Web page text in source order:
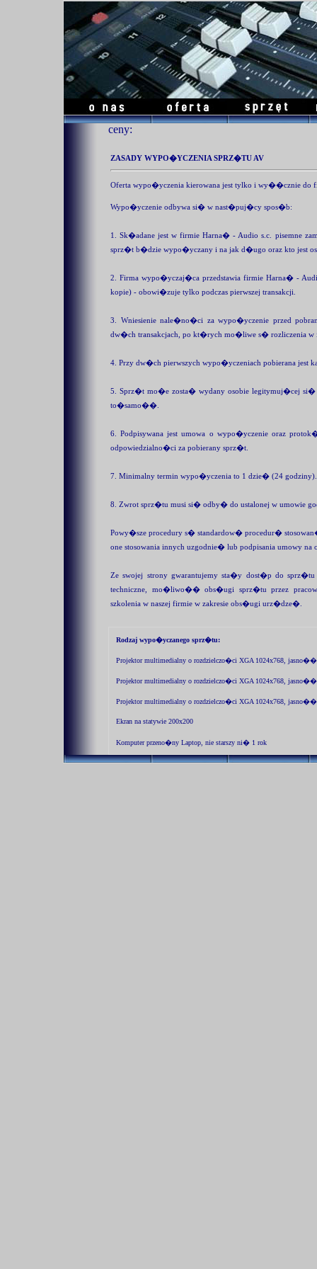
ceny:
ZASADY WYPO�YCZENIA SPRZ�TU AV
Oferta wypo�yczenia kierowana jest tylko i wy��cznie do
Wypo�yczenie odbywa si� w nast�puj�cy spos�b:
1. Sk�adane jest w firmie Harna� - Audio s.c. pisemne
sprz�t b�dzie wypo�yczany i na jak d�ugo oraz kto
2. Firma wypo�yczaj�ca przedstawia firmie Harna� -
kopie) - obowi�zuje tylko podczas pierwszej transakcji.
3. Wniesienie nale�no�ci za wypo�yczenie przed
dw�ch transakcjach, po kt�rych mo�liwe s� rozliczenia w
4. Przy dw�ch pierwszych wypo�yczeniach pobierana jest
5. Sprz�t mo�e zosta� wydany osobie legitymuj�cej si�
to�samo��.
6. Podpisywana jest umowa o wypo�yczenie oraz
odpowiedzialno�ci za pobierany sprz�t.
7. Minimalny termin wypo�yczenia to 1 dzie� (24 godziny).
8. Zwrot sprz�tu musi si� odby� do ustalonej w umowie
Powy�sze procedury s� standardow� procedur�
one stosowania innych uzgodnie� lub podpisania umowy
Ze swojej strony gwarantujemy sta�y dost�p do
techniczne, mo�liwo�� obs�ugi sprz�tu przez
szkolenia w naszej firmie w zakresie obs�ugi urz�dze�.
Rodzaj wypo�yczanego sprz�tu:
Projektor multimedialny o rozdzielczo�ci XGA 1024x768, jasno��
Projektor multimedialny o rozdzielczo�ci XGA 1024x768, jasno��
Projektor multimedialny o rozdzielczo�ci XGA 1024x768,
Ekran na statywie 200x200
Komputer przeno�ny Laptop, nie starszy ni� 1 rok